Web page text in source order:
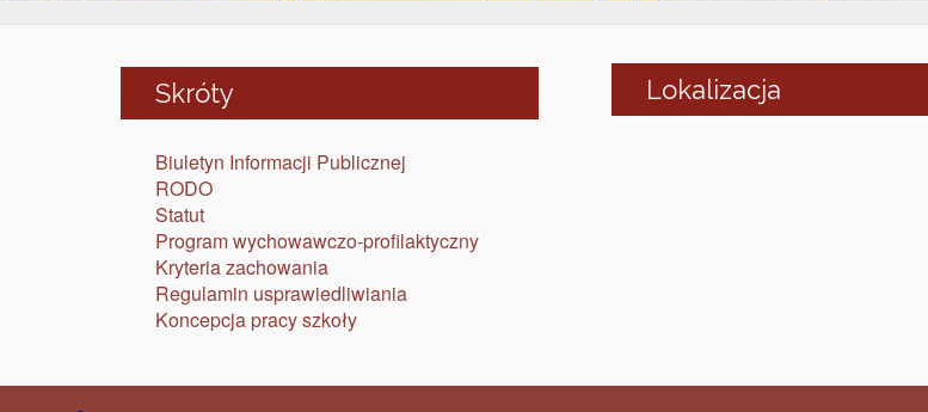
Skróty
Biuletyn Informacji Publicznej
RODO
Statut
Program wychowawczo-profilaktyczny
Kryteria zachowania
Regulamin usprawiedliwiania
Koncepcja pracy szkoły
Lokalizacja